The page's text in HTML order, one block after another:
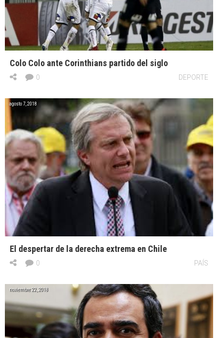
Colo Colo ante Corinthians partido del siglo
DEPORTE
0
agosto 7, 2018
El despertar de la derecha extrema en Chile
PAÍS
0
noviembre 22, 2018